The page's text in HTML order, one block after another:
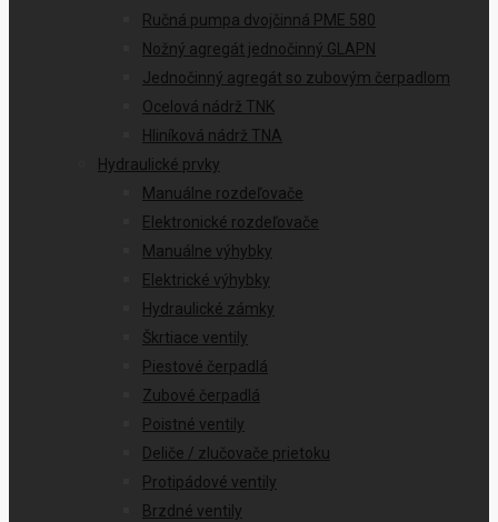
Ručná pumpa dvojčinná PME 580
Nožný agregát jednočinný GLAPN
Jednočinný agregát so zubovým čerpadlom
Ocelová nádrž TNK
Hliníková nádrž TNA
Hydraulické prvky
Manuálne rozdeľovače
Elektronické rozdeľovače
Manuálne výhybky
Elektrické výhybky
Hydraulické zámky
Škrtiace ventily
Piestové čerpadlá
Zubové čerpadlá
Poistné ventily
Deliče / zlučovače prietoku
Protipádové ventily
Brzdné ventily